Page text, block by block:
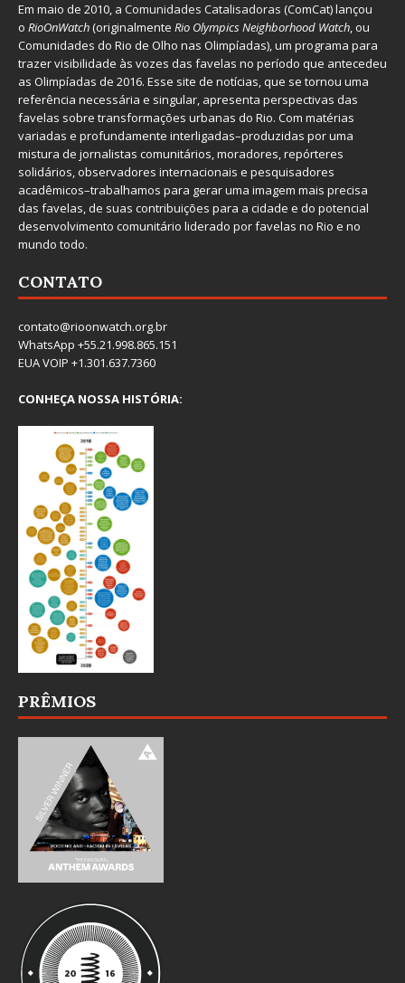
Em maio de 2010, a Comunidades Catalisadoras (ComCat) lançou
o RioOnWatch(originalmente Rio Olympics Neighborhood Watch, ou
Comunidades do Rio de Olho nas Olimpíadas), um programa para
trazer visibilidade às vozes das favelas no período que antecedeu
as Olimpíadas de 2016. Esse site de notícias, que se tornou uma
referência necessária e singular, apresenta perspectivas das
favelas sobre transformações urbanas do Rio. Com matérias
variadas e profundamente interligadas–produzidas por uma
mistura de jornalistas comunitários, moradores, repórteres
solidários, observadores internacionais e pesquisadores
acadêmicos–trabalhamos para gerar uma imagem mais precisa
das favelas, de suas contribuições para a cidade e do potencial
desenvolvimento comunitário liderado por favelas no Rio e no
mundo todo.
CONTATO
contato@rioonwatch.org.br
WhatsApp +55.21.998.865.151
EUA VOIP +1.301.637.7360
CONHEÇA NOSSA HISTÓRIA:
PRÊMIOS